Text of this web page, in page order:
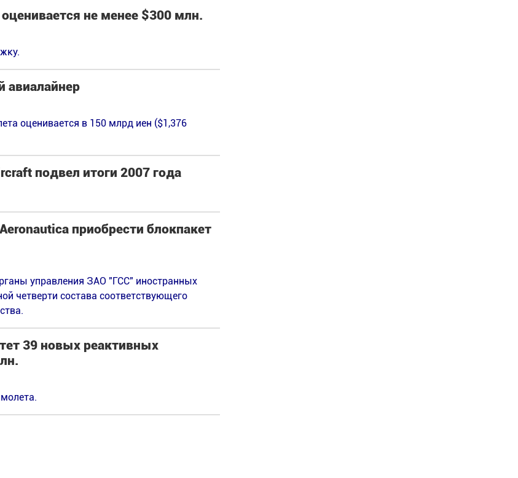
не менее $300 млн.
авиалайнер
оценивается в 150 млрд иен ($1,376
подвел итоги 2007 года
приобрести блокпакет
управления ЗАО "ГСС" иностранных
четверти состава соответствующего
39 новых реактивных